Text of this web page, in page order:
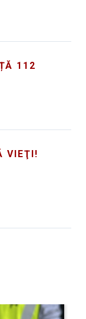
112
VIEŢI!